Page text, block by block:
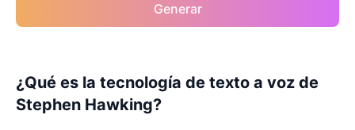
Emilia Clarke
Female @NYCgirl2009
Eminem
Male @KingArthur
Generar
¿Qué es la tecnología de texto a voz de
Stephen Hawking?